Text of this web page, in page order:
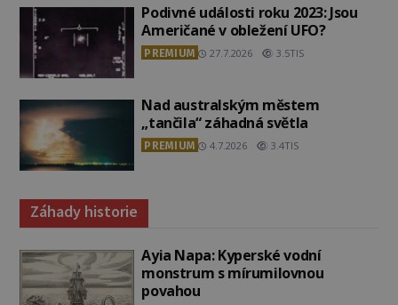
Podivné události roku 2023: Jsou
Američané v obležení UFO?
PREMIUM 27.7.2026 3.5TIS
Nad australským městem
„tančila“ záhadná světla
PREMIUM 4.7.2026 3.4TIS
Záhady historie
Ayia Napa: Kyperské vodní
monstrum s mírumilovnou
povahou